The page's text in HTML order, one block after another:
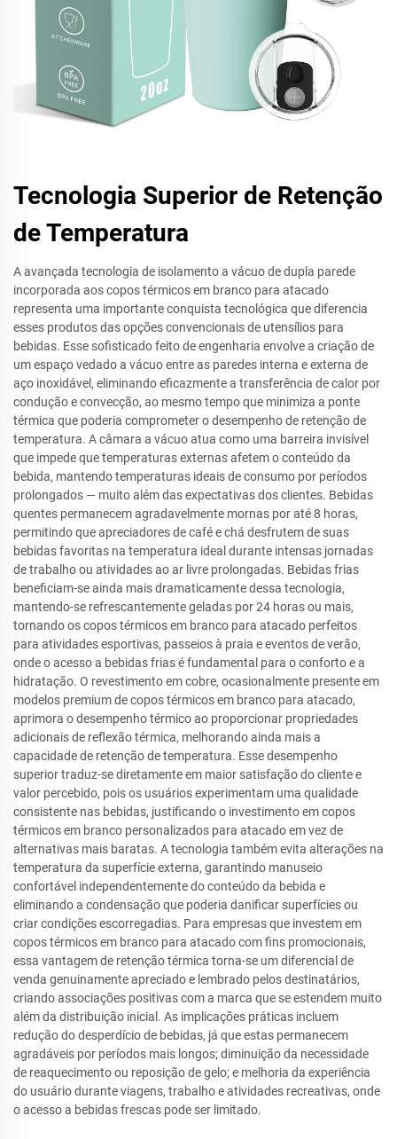
Tecnologia Superior de Retenção
de Temperatura
A avançada tecnologia de isolamento a vácuo de dupla parede
incorporada aos copos térmicos em branco para atacado
representa uma importante conquista tecnológica que diferencia
esses produtos das opções convencionais de utensílios para
bebidas. Esse sofisticado feito de engenharia envolve a criação de
um espaço vedado a vácuo entre as paredes interna e externa de
aço inoxidável, eliminando eficazmente a transferência de calor por
condução e convecção, ao mesmo tempo que minimiza a ponte
térmica que poderia comprometer o desempenho de retenção de
temperatura. A câmara a vácuo atua como uma barreira invisível
que impede que temperaturas externas afetem o conteúdo da
bebida, mantendo temperaturas ideais de consumo por períodos
prolongados — muito além das expectativas dos clientes. Bebidas
quentes permanecem agradavelmente mornas por até 8 horas,
permitindo que apreciadores de café e chá desfrutem de suas
bebidas favoritas na temperatura ideal durante intensas jornadas
de trabalho ou atividades ao ar livre prolongadas. Bebidas frias
beneficiam-se ainda mais dramaticamente dessa tecnologia,
mantendo-se refrescantemente geladas por 24 horas ou mais,
tornando os copos térmicos em branco para atacado perfeitos
para atividades esportivas, passeios à praia e eventos de verão,
onde o acesso a bebidas frias é fundamental para o conforto e a
hidratação. O revestimento em cobre, ocasionalmente presente em
modelos premium de copos térmicos em branco para atacado,
aprimora o desempenho térmico ao proporcionar propriedades
adicionais de reflexão térmica, melhorando ainda mais a
capacidade de retenção de temperatura. Esse desempenho
superior traduz-se diretamente em maior satisfação do cliente e
valor percebido, pois os usuários experimentam uma qualidade
consistente nas bebidas, justificando o investimento em copos
térmicos em branco personalizados para atacado em vez de
alternativas mais baratas. A tecnologia também evita alterações na
temperatura da superfície externa, garantindo manuseio
confortável independentemente do conteúdo da bebida e
eliminando a condensação que poderia danificar superfícies ou
criar condições escorregadias. Para empresas que investem em
copos térmicos em branco para atacado com fins promocionais,
essa vantagem de retenção térmica torna-se um diferencial de
venda genuinamente apreciado e lembrado pelos destinatários,
criando associações positivas com a marca que se estendem muito
além da distribuição inicial. As implicações práticas incluem
redução do desperdício de bebidas, já que estas permanecem
agradáveis por períodos mais longos; diminuição da necessidade
de reaquecimento ou reposição de gelo; e melhoria da experiência
do usuário durante viagens, trabalho e atividades recreativas, onde
o acesso a bebidas frescas pode ser limitado.